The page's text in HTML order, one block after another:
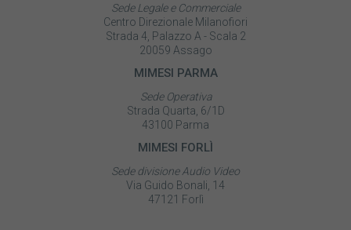
Sede Legale e Commerciale
Centro Direzionale Milanofiori
Strada 4, Palazzo A - Scala 2
20059 Assago
MIMESI PARMA
Sede Operativa
Strada Quarta, 6/1D
43100 Parma
MIMESI FORLÌ
Sede divisione Audio Video
Via Guido Bonali, 14
47121 Forlì